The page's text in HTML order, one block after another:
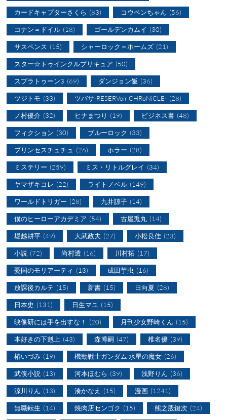
カードキャプターさくら (83) コウペンちゃん (56)
コナン＝ドイル (18) ゴールデンカムイ (30)
サスペンス (15) シャーロック＝ホームズ (21)
スター☆トゥインクルプリキュア (50)
スプラトゥーン3 (69) ダンジョン飯 (36)
ツジトモ (33) ツバサ-RESERVoir CHRoNiCLE- (28)
ノ村優介 (32) ヒナまつり (19) ビジネス書 (48)
フィクション (30) ブルーロック (33)
プリンセスチュチュ (26) ホラー (28)
ミステリー (259) ミス・リトルグレイ (34)
ヤマザキコレ (22) ライトノベル (149)
ワールドトリガー (28) 九井諒子 (14)
僕のヒーローアカデミア (54) 古屋兎丸 (14)
堀越耕平 (49) 大武政夫 (27) 小松良佳 (23)
小説 (72) 尚村透 (16) 川村拓 (17)
憂国のモリアーティ (13) 成田芋虫 (16)
放課後カルテ (15) 新書 (15) 日向夏 (28)
日本史 (131) 日生マユ (15)
映像研には手を出すな！ (20) 月刊少女野崎くん (15)
本好きの下剋上 (43) 森博嗣 (47) 椎名優 (39)
椿いづみ (19) 機動戦士ガンダム 水星の魔女 (26)
武侠小説 (13) 河本ほむら (39) 浅野りん (36)
涼川りん (13) 湊かなえ (15) 漫画 (1241)
無職転生 (14) 焼肉店センゴク (15) 熊之股鍵次 (24)